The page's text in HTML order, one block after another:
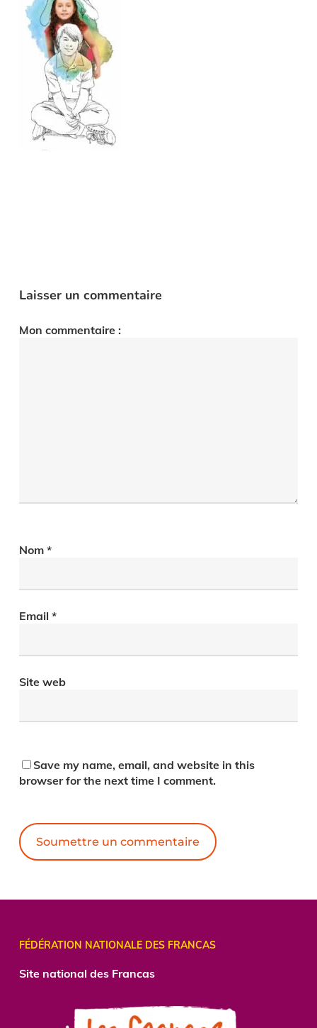
Laisser un commentaire
Mon commentaire :
Nom *
Email *
Site web
Save my name, email, and website in this
browser for the next time I comment.
FÉDÉRATION NATIONALE DES FRANCAS
Site national des Francas